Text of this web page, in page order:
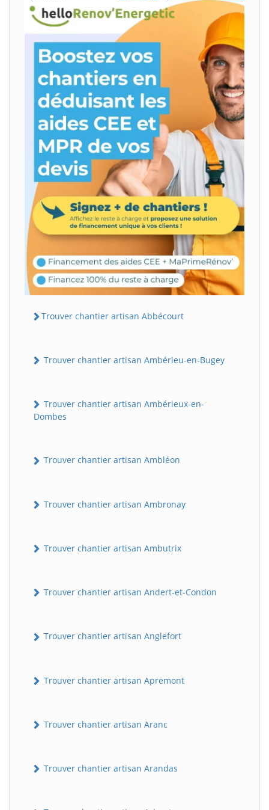
Trouver chantier artisan Abbécourt
Trouver chantier artisan Ambérieu-en-Bugey
Trouver chantier artisan Ambérieux-en-
Dombes
Trouver chantier artisan Ambléon
Trouver chantier artisan Ambronay
Trouver chantier artisan Ambutrix
Trouver chantier artisan Andert-et-Condon
Trouver chantier artisan Anglefort
Trouver chantier artisan Apremont
Trouver chantier artisan Aranc
Trouver chantier artisan Arandas